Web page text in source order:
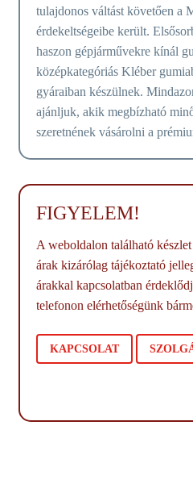
tulajdonos váltást követően a
érdekeltségeibe került.
haszon gépjárművekre kínál
középkategóriás Kléber
gyáraiban készülnek.
ajánljuk, akik megbízható
szeretnének vásárolni a
FIGYELEM!
A weboldalon található
árak kizárólag tájékoztató
árakkal kapcsolatban
telefonon elérhetőségünk
KAPCSOLAT